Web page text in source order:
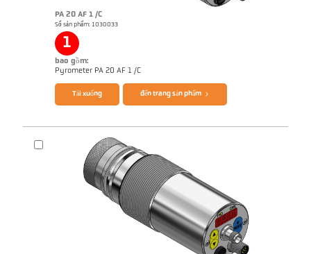
PA 20 AF 1 /C
Số sản phẩm: 1030033
1
bao gồm:
Pyrometer PA 20 AF 1 /C
Brochure CellaTemp PA
Tải xuống đến trang sản phẩm